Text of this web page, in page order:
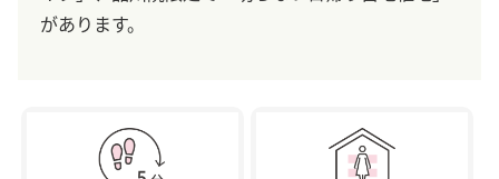
があります。